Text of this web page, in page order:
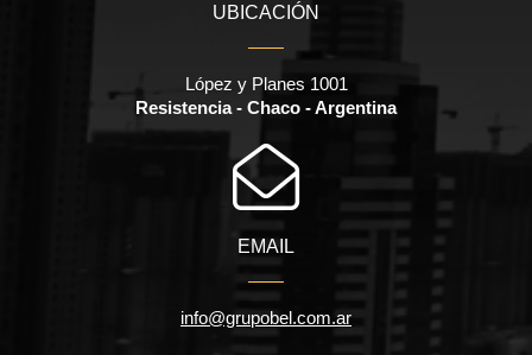
UBICACIÓN
López y Planes 1001
Resistencia - Chaco - Argentina
EMAIL
info@grupobel.com.ar